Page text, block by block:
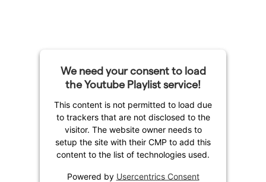
We need your consent to load
the Youtube Playlist service!
This content is not permitted to load due
to trackers that are not disclosed to the
visitor. The website owner needs to
setup the site with their CMP to add this
content to the list of technologies used.
Powered by Usercentrics Consent